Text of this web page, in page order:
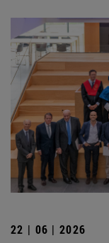
22 | 06 | 2026